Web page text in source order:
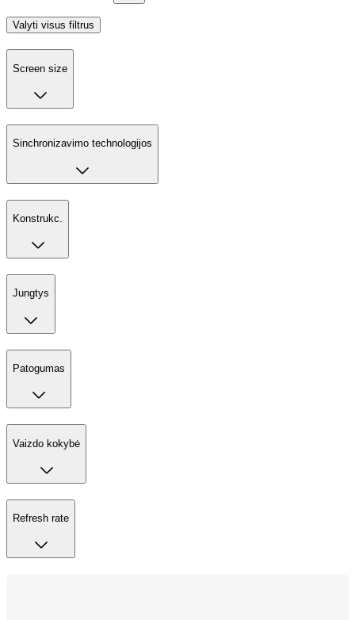
Valyti visus filtrus
Screen size
Sinchronizavimo technologijos
Konstrukc.
Jungtys
Patogumas
Vaizdo kokybė
Refresh rate